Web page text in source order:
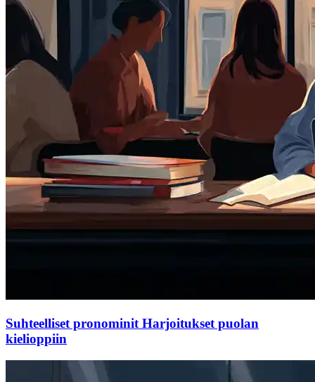
Suhteelliset pronominit Harjoitukset puolan
kielioppiin